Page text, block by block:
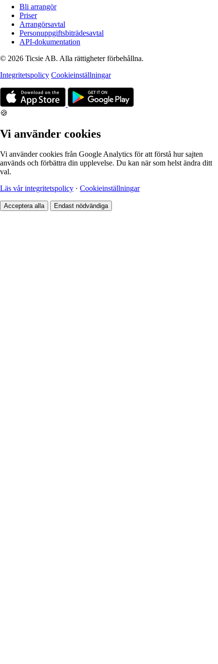
Bli arrangör
Priser
Arrangörsavtal
Personuppgiftsbiträdesavtal
API-dokumentation
© 2026 Ticsie AB. Alla rättigheter förbehållna.
Integritetspolicy Cookieinställningar
🍪
Vi använder cookies
Vi använder cookies från Google Analytics för att förstå hur sajten
används och förbättra din upplevelse. Du kan när som helst ändra ditt
val.
Läs vår integritetspolicy · Cookieinställningar
Acceptera alla Endast nödvändiga